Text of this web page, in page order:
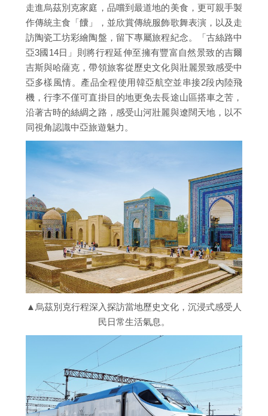
走進烏茲別克家庭，品嚐到最道地的美食，更可親手製
作傳統主食「饢」，並欣賞傳統服飾歌舞表演，以及走
訪陶瓷工坊彩繪陶盤，留下專屬旅程紀念。「古絲路中
亞3國14日」則將行程延伸至擁有豐富自然景致的吉爾
吉斯與哈薩克，帶領旅客從歷史文化與壯麗景致感受中
亞多樣風情。產品全程使用韓亞航空並串接2段內陸飛
機，行李不僅可直掛目的地更免去長途山區搭車之苦，
沿著古時的絲綢之路，感受山河壯麗與遼闊天地，以不
同視角認識中亞旅遊魅力。
▲烏茲別克行程深入探訪當地歷史文化，沉浸式感受人
民日常生活氣息。